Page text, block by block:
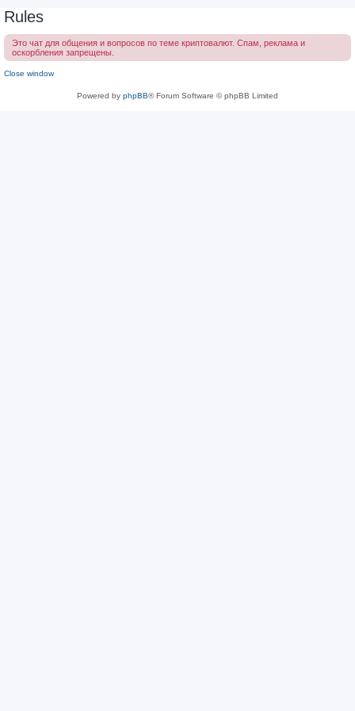
Rules
Это чат для общения и вопросов по теме криптовалют. Спам, реклама и
оскорбления запрещены.
Close window
Powered by phpBB® Forum Software © phpBB Limited